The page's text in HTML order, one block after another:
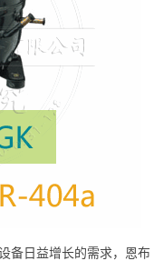
备日益增长的需求，恩布